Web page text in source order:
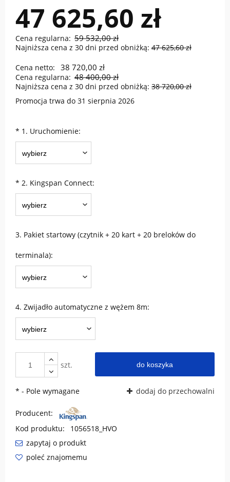
47 625,60 zł
Cena regularna: 59 532,00 zł
Najniższa cena z 30 dni przed obniżką: 47 625,60 zł
Cena netto: 38 720,00 zł
Cena regularna: 48 400,00 zł
Najniższa cena z 30 dni przed obniżką: 38 720,00 zł
Promocja trwa do 31 sierpnia 2026
* 1. Uruchomienie:
* 2. Kingspan Connect:
3. Pakiet startowy (czytnik + 20 kart + 20 breloków do
terminala):
4. Zwijadło automatyczne z wężem 8m:
szt. do koszyka
dodaj do przechowalni
* - Pole wymagane
Producent:
Kod produktu:
1056518_HVO
zapytaj o produkt
poleć znajomemu